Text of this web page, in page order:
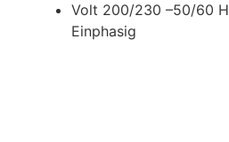
Volt 200/230 –50/60
Einphasig